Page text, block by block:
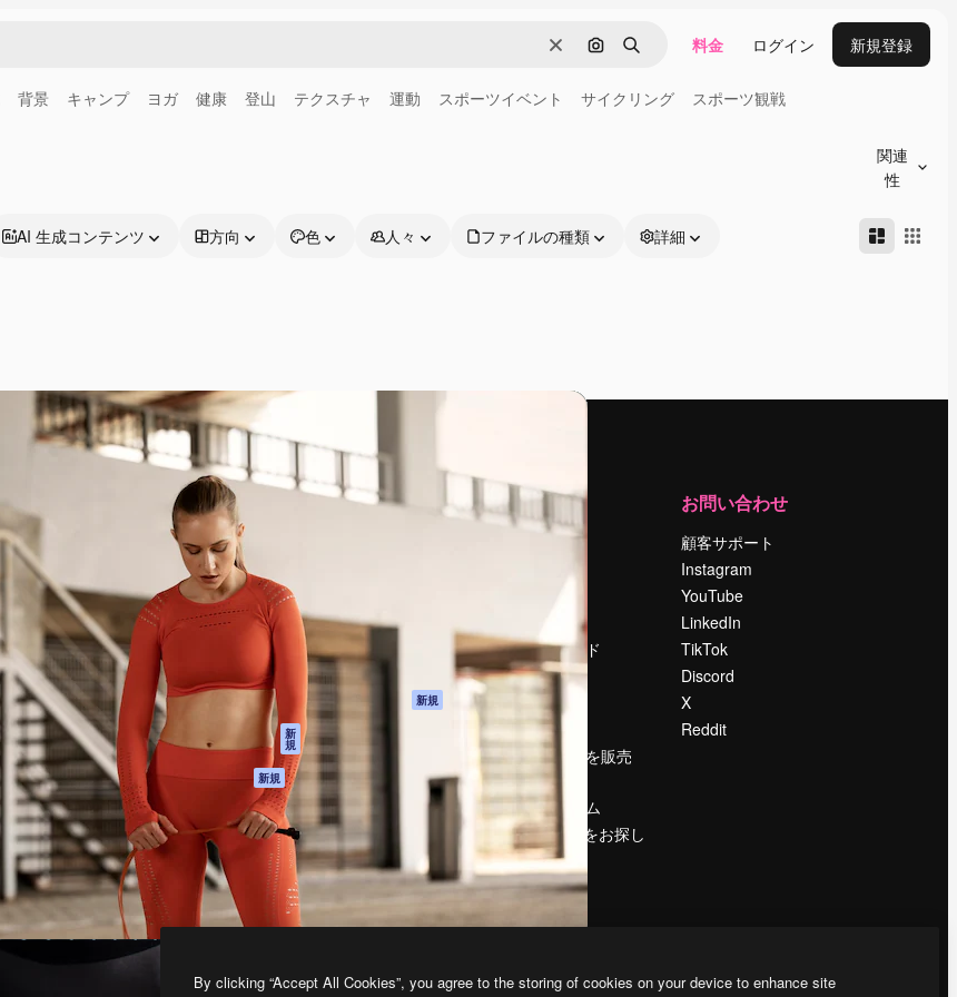
消去 画像で検索
検索 料金 ログイン 新規登録
背景 キャンプ ヨガ 健康 登山 テクスチャ 運動 スポーツイベント サイクリング スポーツ観戦
関連
性
AI 生成コンテンツ 方向 色 人々 ファイルの種類 詳細
作を導くためのプラ
ター、企業、代理
万人以上が利用して
製品
Spaces
AI アシスタント
AI 画像生成ツール
AI 動画生成ツール
AI 音声合成ツール
ストックコンテン
ツ
Claude/ChatGPT
向けMCP
新
規
エージェント 新規
API
モバイルアプリ
すべてのMagnificツ
はじめに
利用規約
プライバシーポリ
新規
トラストセンター
アフィリエイト
法人向け
運営
Reviews
検索トレンド
ブログ
イベント
Slidesgo
コンテンツを販売
する
プレスルーム
magnific.aiをお探し
ですか？
お問い合わせ
顧客サポート
Instagram
YouTube
LinkedIn
TikTok
Discord
X
Reddit
Freepik Company S.L.U.無断複写・転載を禁じます
By clicking “Accept All Cookies”, you agree to the storing of cookies on your device to enhance site